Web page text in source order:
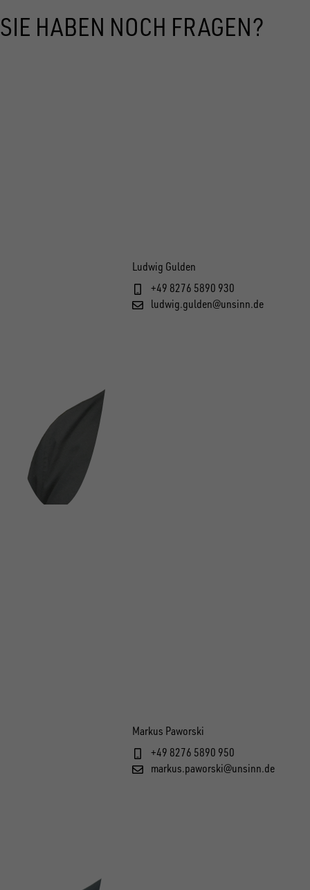
SIE HABEN NOCH FRAGEN?
Ludwig Gulden
+49 8276 5890 930
ludwig.gulden@unsinn.de
Markus Paworski
+49 8276 5890 950
markus.paworski@unsinn.de